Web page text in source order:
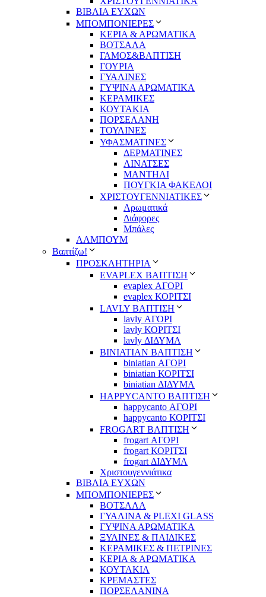
ΒΙΒΛΙΑ ΕΥΧΩΝ
ΜΠΟΜΠΟΝΙΕΡΕΣ
ΚΕΡΙΑ & ΑΡΩΜΑΤΙΚΑ
ΒΟΤΣΑΛΑ
ΓΑΜΟΣ&ΒΑΠΤΙΣΗ
ΓΟΥΡΙΑ
ΓΥΑΛΙΝΕΣ
ΓΥΨΙΝΑ ΑΡΩΜΑΤΙΚΑ
ΚΕΡΑΜΙΚΕΣ
ΚΟΥΤΑΚΙΑ
ΠΟΡΣΕΛΑΝΗ
ΤΟΥΛΙΝΕΣ
ΥΦΑΣΜΑΤΙΝΕΣ
ΔΕΡΜΑΤΙΝΕΣ
ΛΙΝΑΤΣΕΣ
ΜΑΝΤΗΛΙ
ΠΟΥΓΚΙΑ ΦΑΚΕΛΟΙ
ΧΡΙΣΤΟΥΓΕΝΝΙΑΤΙΚΕΣ
Αρωματικά
Διάφορες
Μπάλες
ΑΛΜΠΟΥΜ
Βαπτίζω!
ΠΡΟΣΚΛΗΤΗΡΙΑ
EVAPLEX ΒΑΠΤΙΣΗ
evaplex ΑΓΟΡΙ
evaplex ΚΟΡΙΤΣΙ
LAVLY ΒΑΠΤΙΣΗ
lavly ΑΓΟΡΙ
lavly ΚΟΡΙΤΣΙ
lavly ΔΙΔΥΜΑ
ΒΙΝΙΑΤΙΑΝ ΒΑΠΤΙΣΗ
biniatian ΑΓΟΡΙ
biniatian ΚΟΡΙΤΣΙ
biniatian ΔΙΔΥΜΑ
HAPPYCANTO ΒΑΠΤΙΣΗ
happycanto ΑΓΟΡΙ
happycanto ΚΟΡΙΤΣΙ
FROGART ΒΑΠΤΙΣΗ
frogart ΑΓΟΡΙ
frogart ΚΟΡΙΤΣΙ
frogart ΔΙΔΥΜΑ
Χριστουγεννιάτικα
ΒΙΒΛΙΑ ΕΥΧΩΝ
ΜΠΟΜΠΟΝΙΕΡΕΣ
ΒΟΤΣΑΛΑ
ΓΥΑΛΙΝΑ & PLEXI GLASS
ΓΥΨΙΝΑ ΑΡΩΜΑΤΙΚΑ
ΞΥΛΙΝΕΣ & ΠΑΙΔΙΚΕΣ
ΚΕΡΑΜΙΚΕΣ & ΠΕΤΡΙΝΕΣ
ΚΕΡΙΑ & ΑΡΩΜΑΤΙΚΑ
ΚΟΥΤΑΚΙΑ
ΚΡΕΜΑΣΤΕΣ
ΠΟΡΣΕΛΑΝΙΝΑ